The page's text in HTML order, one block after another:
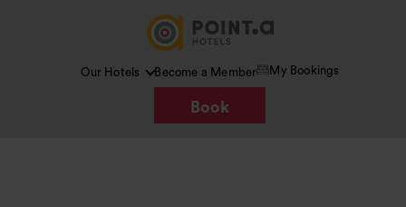
Our Hotels Become a Member My Bookings
Book